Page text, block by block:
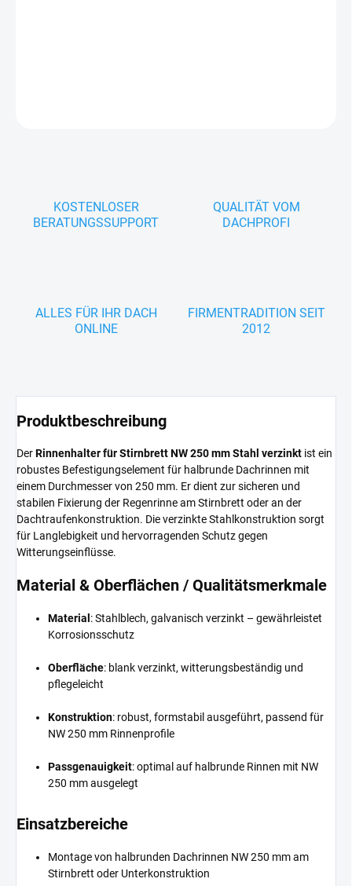
KOSTENLOSER
BERATUNGSSUPPORT
QUALITÄT VOM
DACHPROFI
ALLES FÜR IHR DACH
ONLINE
FIRMENTRADITION SEIT
2012
Produktbeschreibung
DerRinnenhalter für Stirnbrett NW 250 mm Stahl verzinkt ist ein
robustes Befestigungselement für halbrunde Dachrinnen mit
einem Durchmesser von 250 mm. Er dient zur sicheren und
stabilen Fixierung der Regenrinne am Stirnbrett oder an der
Dachtraufenkonstruktion. Die verzinkte Stahlkonstruktion sorgt
für Langlebigkeit und hervorragenden Schutz gegen
Witterungseinflüsse.
Material & Oberflächen / Qualitätsmerkmale
Material : Stahlblech, galvanisch verzinkt – gewährleistet
Korrosionsschutz
Oberfläche: blank verzinkt, witterungsbeständig und
pflegeleicht
Konstruktion: robust, formstabil ausgeführt, passend für
NW 250 mm Rinnenprofile
Passgenauigkeit: optimal auf halbrunde Rinnen mit NW
250 mm ausgelegt
Einsatzbereiche
Montage von halbrunden Dachrinnen NW 250 mm am
Stirnbrett oder Unterkonstruktion